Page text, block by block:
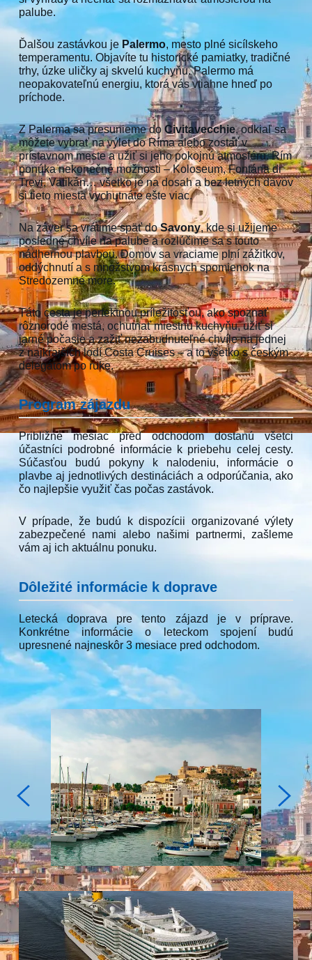
palube.
Ďalšou zastávkou je Palermo, mesto plné sicílskeho
temperamentu. Objavíte tu historické pamiatky, tradičné
trhy, úzke uličky aj skvelú kuchyňu. Palermo má
neopakovateľnú energiu, ktorá vás vtiahne hneď po
príchode.
Z Palerma sa presunieme doCivitavecchie, odkiaľ sa
môžete vybrať na výlet do Ríma alebo zostať v
prístavnom meste a užiť si jeho pokojnú atmosféru. Rím
ponúka nekonečné možnosti – Koloseum, Fontána di
Trevi, Vatikán… všetko je na dosah a bez letných davov
si tieto miesta vychutnáte ešte viac.
Na záver sa vrátime späť doSavony, kde si užijeme
posledné chvíle na palube a rozlúčime sa s touto
nádhernou plavbou. Domov sa vraciame plní zážitkov,
oddýchnutí a s množstvom krásnych spomienok na
Stredozemné more.
Táto cesta je perfektnou príležitosťou, ako spoznať
rôznorodé mestá, ochutnať miestnu kuchyňu, užiť si
jarné počasie a zažiť nezabudnuteľné chvíle na jednej
z najkrajších lodí Costa Cruises – a to všetko s českým
delegátom po ruke.
Program zájazdu
Približne mesiac pred odchodom dostanú všetci
účastníci podrobné informácie k priebehu celej cesty.
Súčasťou budú pokyny k nalodeniu, informácie o
plavbe aj jednotlivých destináciách a odporúčania, ako
čo najlepšie využiť čas počas zastávok.
V prípade, že budú k dispozícii organizované výlety
zabezpečené nami alebo našimi partnermi, zašleme
vám aj ich aktuálnu ponuku.
Dôležité informácie k doprave
Letecká doprava pre tento zájazd je v príprave.
Konkrétne informácie o leteckom spojení budú
upresnené najneskôr 3 mesiace pred odchodom.